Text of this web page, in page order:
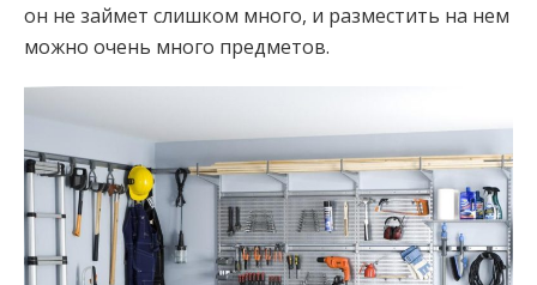
он не займет слишком много, и разместить на нем
можно очень много предметов.